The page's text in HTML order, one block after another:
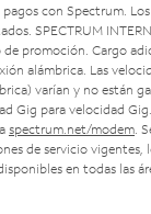
con Spectrum.
SPECTRUM
promoción. Cargo
alámbrica. Las
varían y no están
Gig para velocidad
spectrum.net/modem .
de servicio vigentes,
en todas las